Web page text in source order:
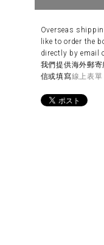
Overseas
like to order the
directly by email
我們提供海外郵
信或填寫線上表單